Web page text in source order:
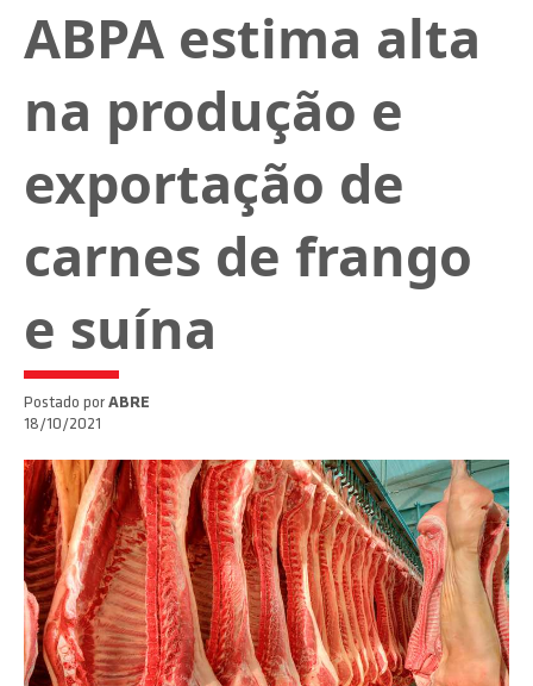
ABPA estima alta
na produção e
exportação de
carnes de frango
e suína
Postado por ABRE
18/10/2021